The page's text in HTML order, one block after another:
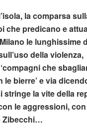
la comparsa
che predicano e
le lunghissime
della violenza,
che
bierre’ e via
la vite della
le aggressioni,
Zibecchi…